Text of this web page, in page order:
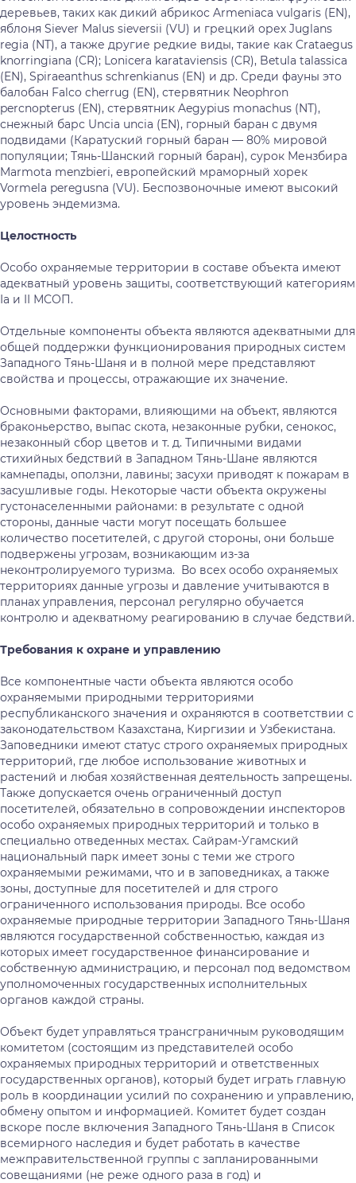
деревьев, таких как дикий абрикос Armeniaca vulgaris (EN),
яблоня Siever Malus sieversii (VU) и грецкий орех Juglans
regia (NT), а также другие редкие виды, такие как Crataegus
knorringiana (CR); Lonicera karataviensis (CR), Betula talassica
(EN), Spiraeanthus schrenkianus (EN) и др. Среди фауны это
балобан Falco cherrug (EN), стервятник Neophron
percnopterus (EN), стервятник Aegypius monachus (NT),
снежный барс Uncia uncia (EN), горный баран с двумя
подвидами (Каратуский горный баран — 80% мировой
популяции; Тянь-Шанский горный баран), сурок Мензбира
Marmota menzbieri, европейский мраморный хорек
Vormela peregusna (VU). Беспозвоночные имеют высокий
уровень эндемизма.
Целостность
Особо охраняемые территории в составе объекта имеют
адекватный уровень защиты, соответствующий категориям
Ia и II МСОП.
Отдельные компоненты объекта являются адекватными для
общей поддержки функционирования природных систем
Западного Тянь-Шаня и в полной мере представляют
свойства и процессы, отражающие их значение.
Основными факторами, влияющими на объект, являются
браконьерство, выпас скота, незаконные рубки, сенокос,
незаконный сбор цветов и т. д. Типичными видами
стихийных бедствий в Западном Тянь-Шане являются
камнепады, оползни, лавины; засухи приводят к пожарам в
засушливые годы. Некоторые части объекта окружены
густонаселенными районами: в результате с одной
стороны, данные части могут посещать большее
количество посетителей, с другой стороны, они больше
подвержены угрозам, возникающим из-за
неконтролируемого туризма. Во всех особо охраняемых
территориях данные угрозы и давление учитываются в
планах управления, персонал регулярно обучается
контролю и адекватному реагированию в случае бедствий.
Требования к охране и управлению
Все компонентные части объекта являются особо
охраняемыми природными территориями
республиканского значения и охраняются в соответствии с
законодательством Казахстана, Киргизии и Узбекистана.
Заповедники имеют статус строго охраняемых природных
территорий, где любое использование животных и
растений и любая хозяйственная деятельность запрещены.
Также допускается очень ограниченный доступ
посетителей, обязательно в сопровождении инспекторов
особо охраняемых природных территорий и только в
специально отведенных местах. Сайрам-Угамский
национальный парк имеет зоны с теми же строго
охраняемыми режимами, что и в заповедниках, а также
зоны, доступные для посетителей и для строго
ограниченного использования природы. Все особо
охраняемые природные территории Западного Тянь-Шаня
являются государственной собственностью, каждая из
которых имеет государственное финансирование и
собственную администрацию, и персонал под ведомством
уполномоченных государственных исполнительных
органов каждой страны.
Объект будет управляться трансграничным руководящим
комитетом (состоящим из представителей особо
охраняемых природных территорий и ответственных
государственных органов), который будет играть главную
роль в координации усилий по сохранению и управлению,
обмену опытом и информацией. Комитет будет создан
вскоре после включения Западного Тянь-Шаня в Список
всемирного наследия и будет работать в качестве
межправительственной группы с запланированными
совещаниями (не реже одного раза в год) и